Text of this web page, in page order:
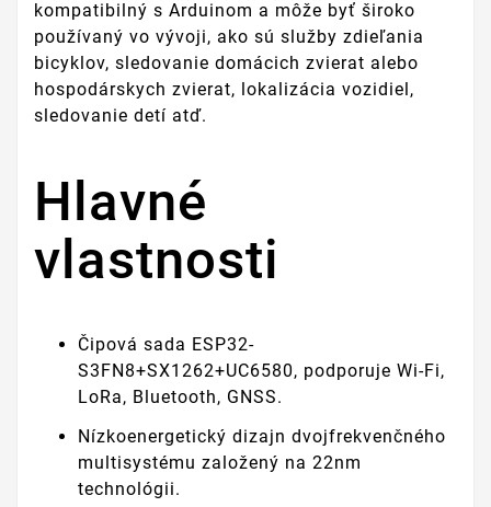
kompatibilný s Arduinom a môže byť široko
používaný vo vývoji, ako sú služby zdieľania
bicyklov, sledovanie domácich zvierat alebo
hospodárskych zvierat, lokalizácia vozidiel,
sledovanie detí atď.
Hlavné
vlastnosti
Čipová sada ESP32-
S3FN8+SX1262+UC6580, podporuje Wi-Fi,
LoRa, Bluetooth, GNSS.
Nízkoenergetický dizajn dvojfrekvenčného
multisystému založený na 22nm
technológii.